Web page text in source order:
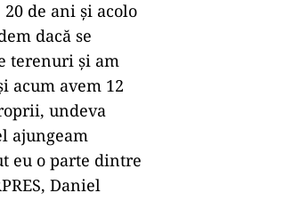
de ani şi acolo
dacă se
terenuri şi am
acum avem 12
undeva
ajungeam
eu o parte dintre
Daniel